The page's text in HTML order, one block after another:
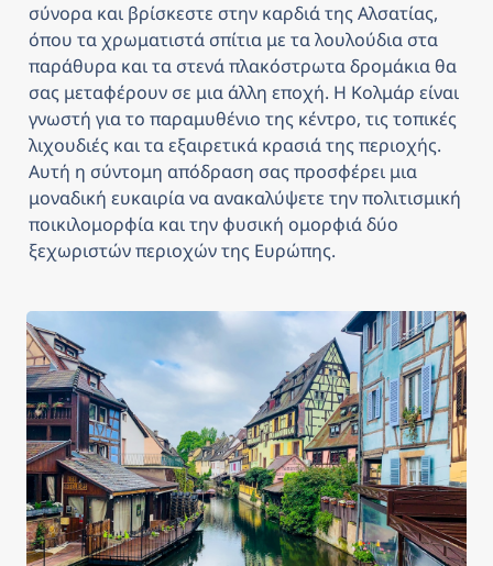
σύνορα και βρίσκεστε στην καρδιά της Αλσατίας,
όπου τα χρωματιστά σπίτια με τα λουλούδια στα
παράθυρα και τα στενά πλακόστρωτα δρομάκια θα
σας μεταφέρουν σε μια άλλη εποχή. Η Κολμάρ είναι
γνωστή για το παραμυθένιο της κέντρο, τις τοπικές
λιχουδιές και τα εξαιρετικά κρασιά της περιοχής.
Αυτή η σύντομη απόδραση σας προσφέρει μια
μοναδική ευκαιρία να ανακαλύψετε την πολιτισμική
ποικιλομορφία και την φυσική ομορφιά δύο
ξεχωριστών περιοχών της Ευρώπης.